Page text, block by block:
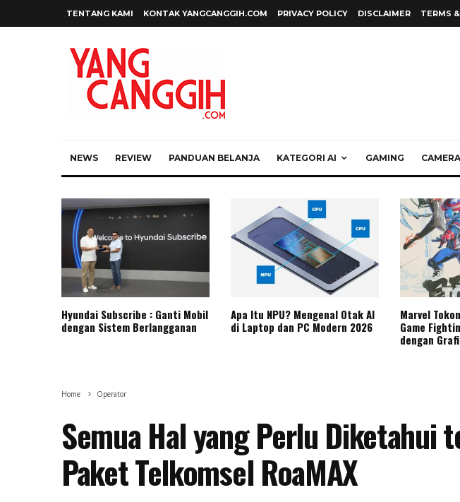
TENTANG KAMI KONTAK YANGCANGGIH.COM PRIVACY POLICY DISCLAIMER TERMS
NEWS REVIEW PANDUAN BELANJA KATEGORI AI GAMING
Hyundai Subscribe : Ganti Mobil
dengan Sistem Berlangganan
Apa Itu NPU? Mengenal Otak AI
di Laptop dan PC Modern 2026
Marvel
Game
dengan
Home Operator
Semua Hal yang Perlu Diketahui
Paket Telkomsel RoaMAX